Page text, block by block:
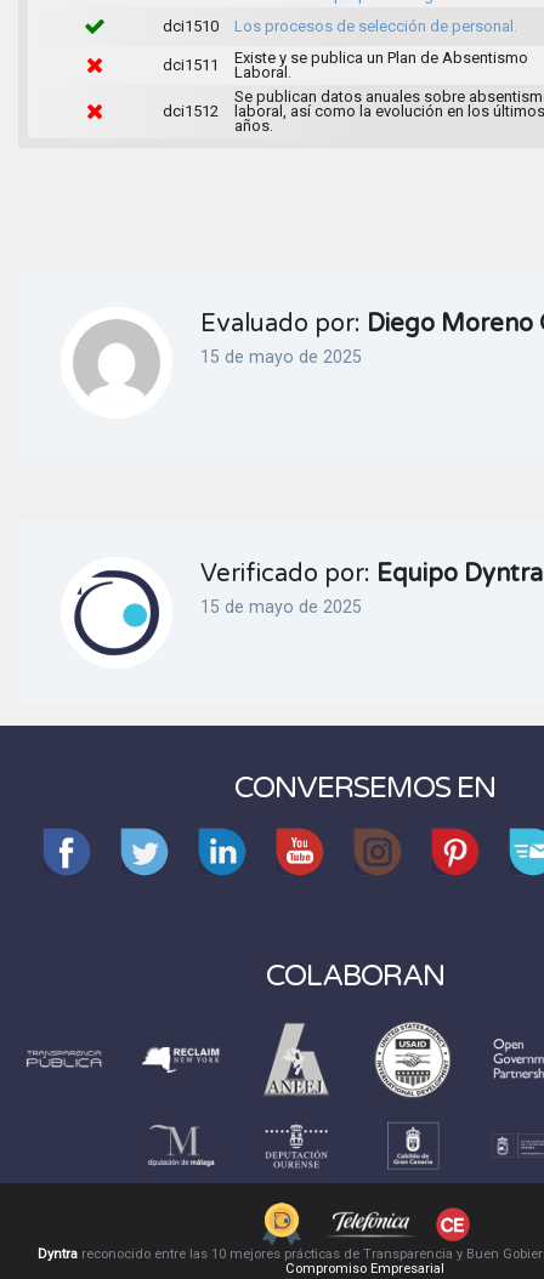
dci1510
Los procesos de selección de personal.
dci1511
Existe y se publica un Plan de Absentismo
Laboral.
dci1512
Se publican datos anuales sobre
laboral, así como la evolución en los
años.
Evaluado por: Diego Moreno
15 de mayo de 2025
Verificado por: Equipo Dyntra
15 de mayo de 2025
CONVERSEMOS EN
COLABORAN
Dyntrareconocido entre las 10 mejores prácticas de Transparencia y Buen
Compromiso Empresarial